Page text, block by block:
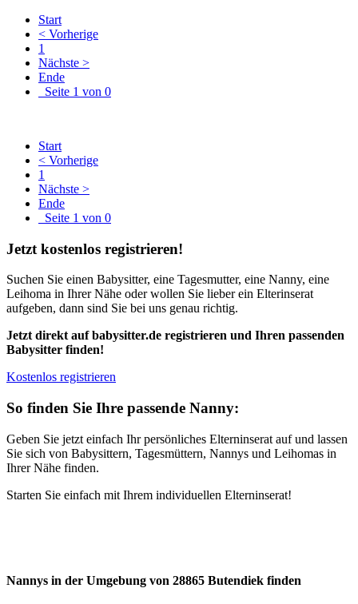
Start
< Vorherige
1
Nächste >
Ende
Seite 1 von 0
Start
< Vorherige
1
Nächste >
Ende
Seite 1 von 0
Jetzt kostenlos registrieren!
Suchen Sie einen Babysitter, eine Tagesmutter, eine Nanny, eine
Leihoma in Ihrer Nähe oder wollen Sie lieber ein Elterinserat
aufgeben, dann sind Sie bei uns genau richtig.
Jetzt direkt auf babysitter.de registrieren und Ihren passenden
Babysitter finden!
Kostenlos registrieren
So finden Sie Ihre passende Nanny:
Geben Sie jetzt einfach Ihr persönliches Elterninserat auf und lassen
Sie sich von Babysittern, Tagesmüttern, Nannys und Leihomas in
Ihrer Nähe finden.
Starten Sie einfach mit Ihrem individuellen Elterninserat!
Nannys in der Umgebung von 28865 Butendiek finden